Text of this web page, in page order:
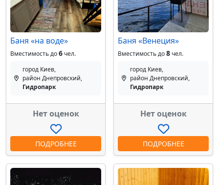
Баня «на воде»
Вместимость до6чел.
город Киев,
район Днепровский,
Гидропарк
Нет оценок
ПОДРОБНЕЕ
Баня «Венеция»
Вместимость до8чел.
город Киев,
район Днепровский,
Гидропарк
Нет оценок
ПОДРОБНЕЕ